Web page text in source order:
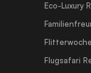
Eco-Luxury
Flugsafari